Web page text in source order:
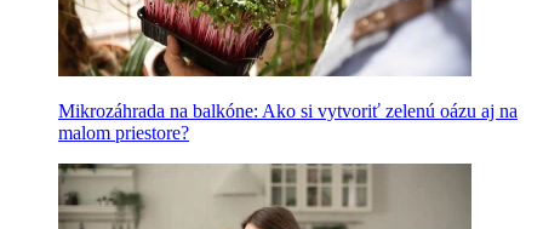
Mikrozáhrada na balkóne: Ako si vytvoriť zelenú oázu aj na
malom priestore?